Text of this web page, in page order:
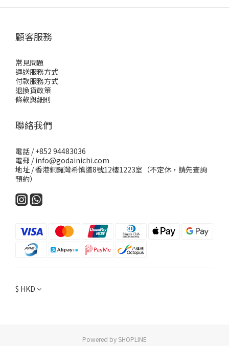
顧客服務
常見問題
運送服務方式
付款服務方式
退換貨政策
條款與細則
聯絡我們
電話 / +852 94483036
電郵 / info@godainichi.com
地址 / 香港銅鑼灣希慎道8號12樓1223室（不定休，請先查詢
預約）
$ HKD
Powered by SHOPLINE